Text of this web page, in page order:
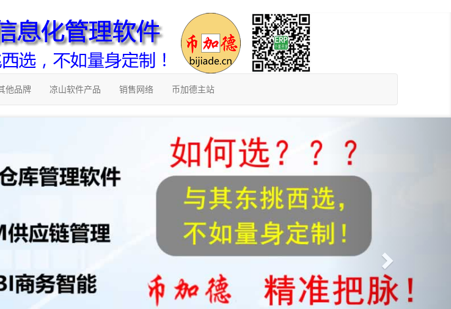
他品牌 凉山软件产品 销售网络 币加德主站